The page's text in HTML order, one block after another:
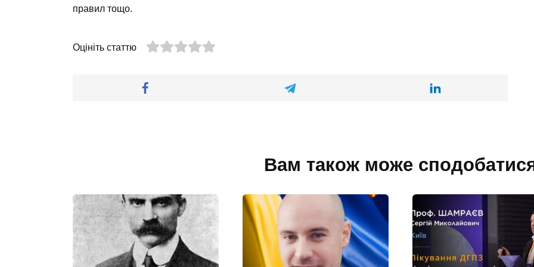
правил тощо.
Оцініть статтю
Вам також може